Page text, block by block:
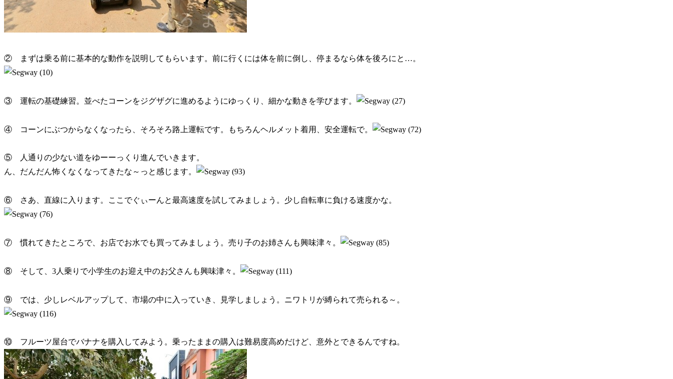
② まずは乗る前に基本的な動作を説明してもらいます。前に行くには体を前に倒し、停まるなら体を後ろにと…。
③ 運転の基礎練習。並べたコーンをジグザグに進めるようにゆっくり、細かな動きを学びます。
④ コーンにぶつからなくなったら、そろそろ路上運転です。もちろんヘルメット着用、安全運転で。
⑤ 人通りの少ない道をゆーーっくり進んでいきます。
ん、だんだん怖くなくなってきたな～っと感じます。
⑥ さあ、直線に入ります。ここでぐぃーんと最高速度を試してみましょう。少し自転車に負ける速度かな。
⑦ 慣れてきたところで、お店でお水でも買ってみましょう。売り子のお姉さんも興味津々。
⑧ そして、3人乗りで小学生のお迎え中のお父さんも興味津々。
⑨ では、少しレベルアップして、市場の中に入っていき、見学しましょう。ニワトリが縛られて売られる～。
⑩ フルーツ屋台でバナナを購入してみよう。乗ったままの購入は難易度高めだけど、意外とできるんですね。